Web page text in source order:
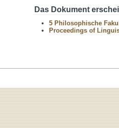
Das Dokument
5 Philosophische
Proceedings of